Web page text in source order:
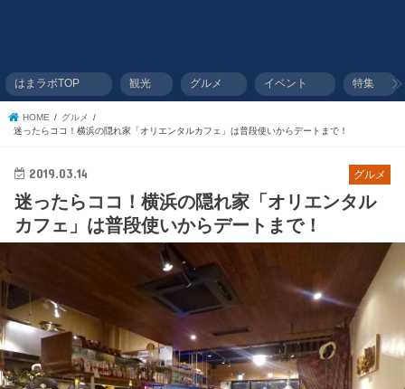
はまラボTOP 観光 グルメ イベント 特集
HOME
グルメ
迷ったらココ！横浜の隠れ家「オリエンタルカフェ」は普段使いからデートまで！
グルメ
2019.03.14
迷ったらココ！横浜の隠れ家「オリエンタル
カフェ」は普段使いからデートまで！